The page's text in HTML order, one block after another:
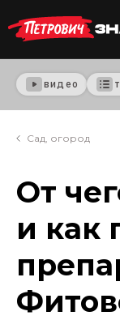
видео
Сад, огород
От
и как